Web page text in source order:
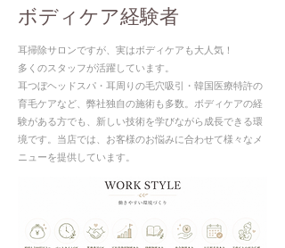
ボディケア経験者
耳掃除サロンですが、実はボディケアも大人気！
​多くのスタッフが活躍しています。
耳つぼヘッドスパ・耳周りの毛穴吸引・韓国医療特許の
育毛ケアなど、弊社独自の施術も多数。ボディケアの経
験がある方でも、新しい技術を学びながら成長できる環
境です。当店では、お客様のお悩みに合わせて様々なメ
ニューを提供しています。